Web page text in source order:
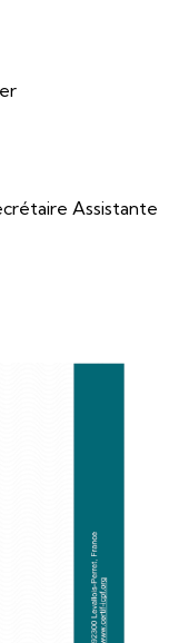
Assistante